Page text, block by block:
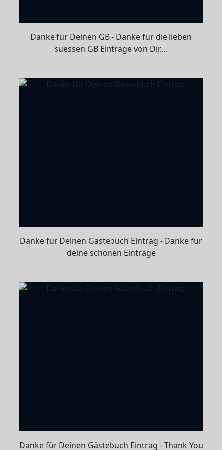
Danke für Deinen GB - Danke für die lieben
suessen GB Einträge von Dir....
Danke für Deinen Gästebuch Eintrag - Danke für
deine schönen Einträge
Danke für Deinen Gästebuch Eintrag - Thank You